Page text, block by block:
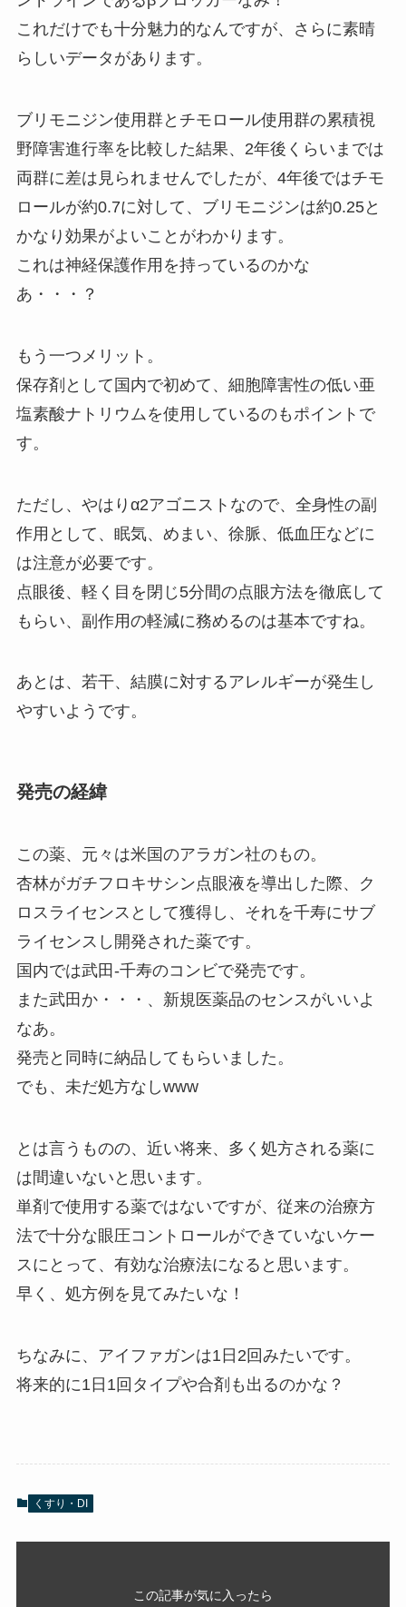
これだけでも十分魅力的なんですが、さらに素晴
らしいデータがあります。
ブリモニジン使用群とチモロール使用群の累積視
野障害進行率を比較した結果、2年後くらいまでは
両群に差は見られませんでしたが、4年後ではチモ
ロールが約0.7に対して、ブリモニジンは約0.25と
かなり効果がよいことがわかります。
これは神経保護作用を持っているのかな
あ・・・？
もう一つメリット。
保存剤として国内で初めて、細胞障害性の低い亜
塩素酸ナトリウムを使用しているのもポイントで
す。
ただし、やはりα2アゴニストなので、全身性の副
作用として、眠気、めまい、徐脈、低血圧などに
は注意が必要です。
点眼後、軽く目を閉じ5分間の点眼方法を徹底して
もらい、副作用の軽減に務めるのは基本ですね。
あとは、若干、結膜に対するアレルギーが発生し
やすいようです。
発売の経緯
この薬、元々は米国のアラガン社のもの。
杏林がガチフロキサシン点眼液を導出した際、ク
ロスライセンスとして獲得し、それを千寿にサブ
ライセンスし開発された薬です。
国内では武田-千寿のコンビで発売です。
また武田か・・・、新規医薬品のセンスがいいよ
なあ。
発売と同時に納品してもらいました。
でも、未だ処方なしwww
とは言うものの、近い将来、多く処方される薬に
は間違いないと思います。
単剤で使用する薬ではないですが、従来の治療方
法で十分な眼圧コントロールができていないケー
スにとって、有効な治療法になると思います。
早く、処方例を見てみたいな！
ちなみに、アイファガンは1日2回みたいです。
将来的に1日1回タイプや合剤も出るのかな？
くすり・DI
この記事が気に入ったら